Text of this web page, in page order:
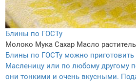
Блины по ГОСТу
Молоко Мука Сахар Масло
Блины по ГОСТу можно приготовить
Масленицу или по любому другому
они тонкими и очень вкусными.